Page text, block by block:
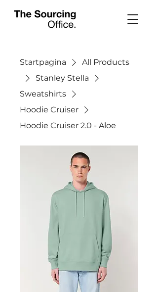
Startpagina
All Products
Stanley Stella
Sweatshirts
Hoodie Cruiser
Hoodie Cruiser 2.0 - Aloe